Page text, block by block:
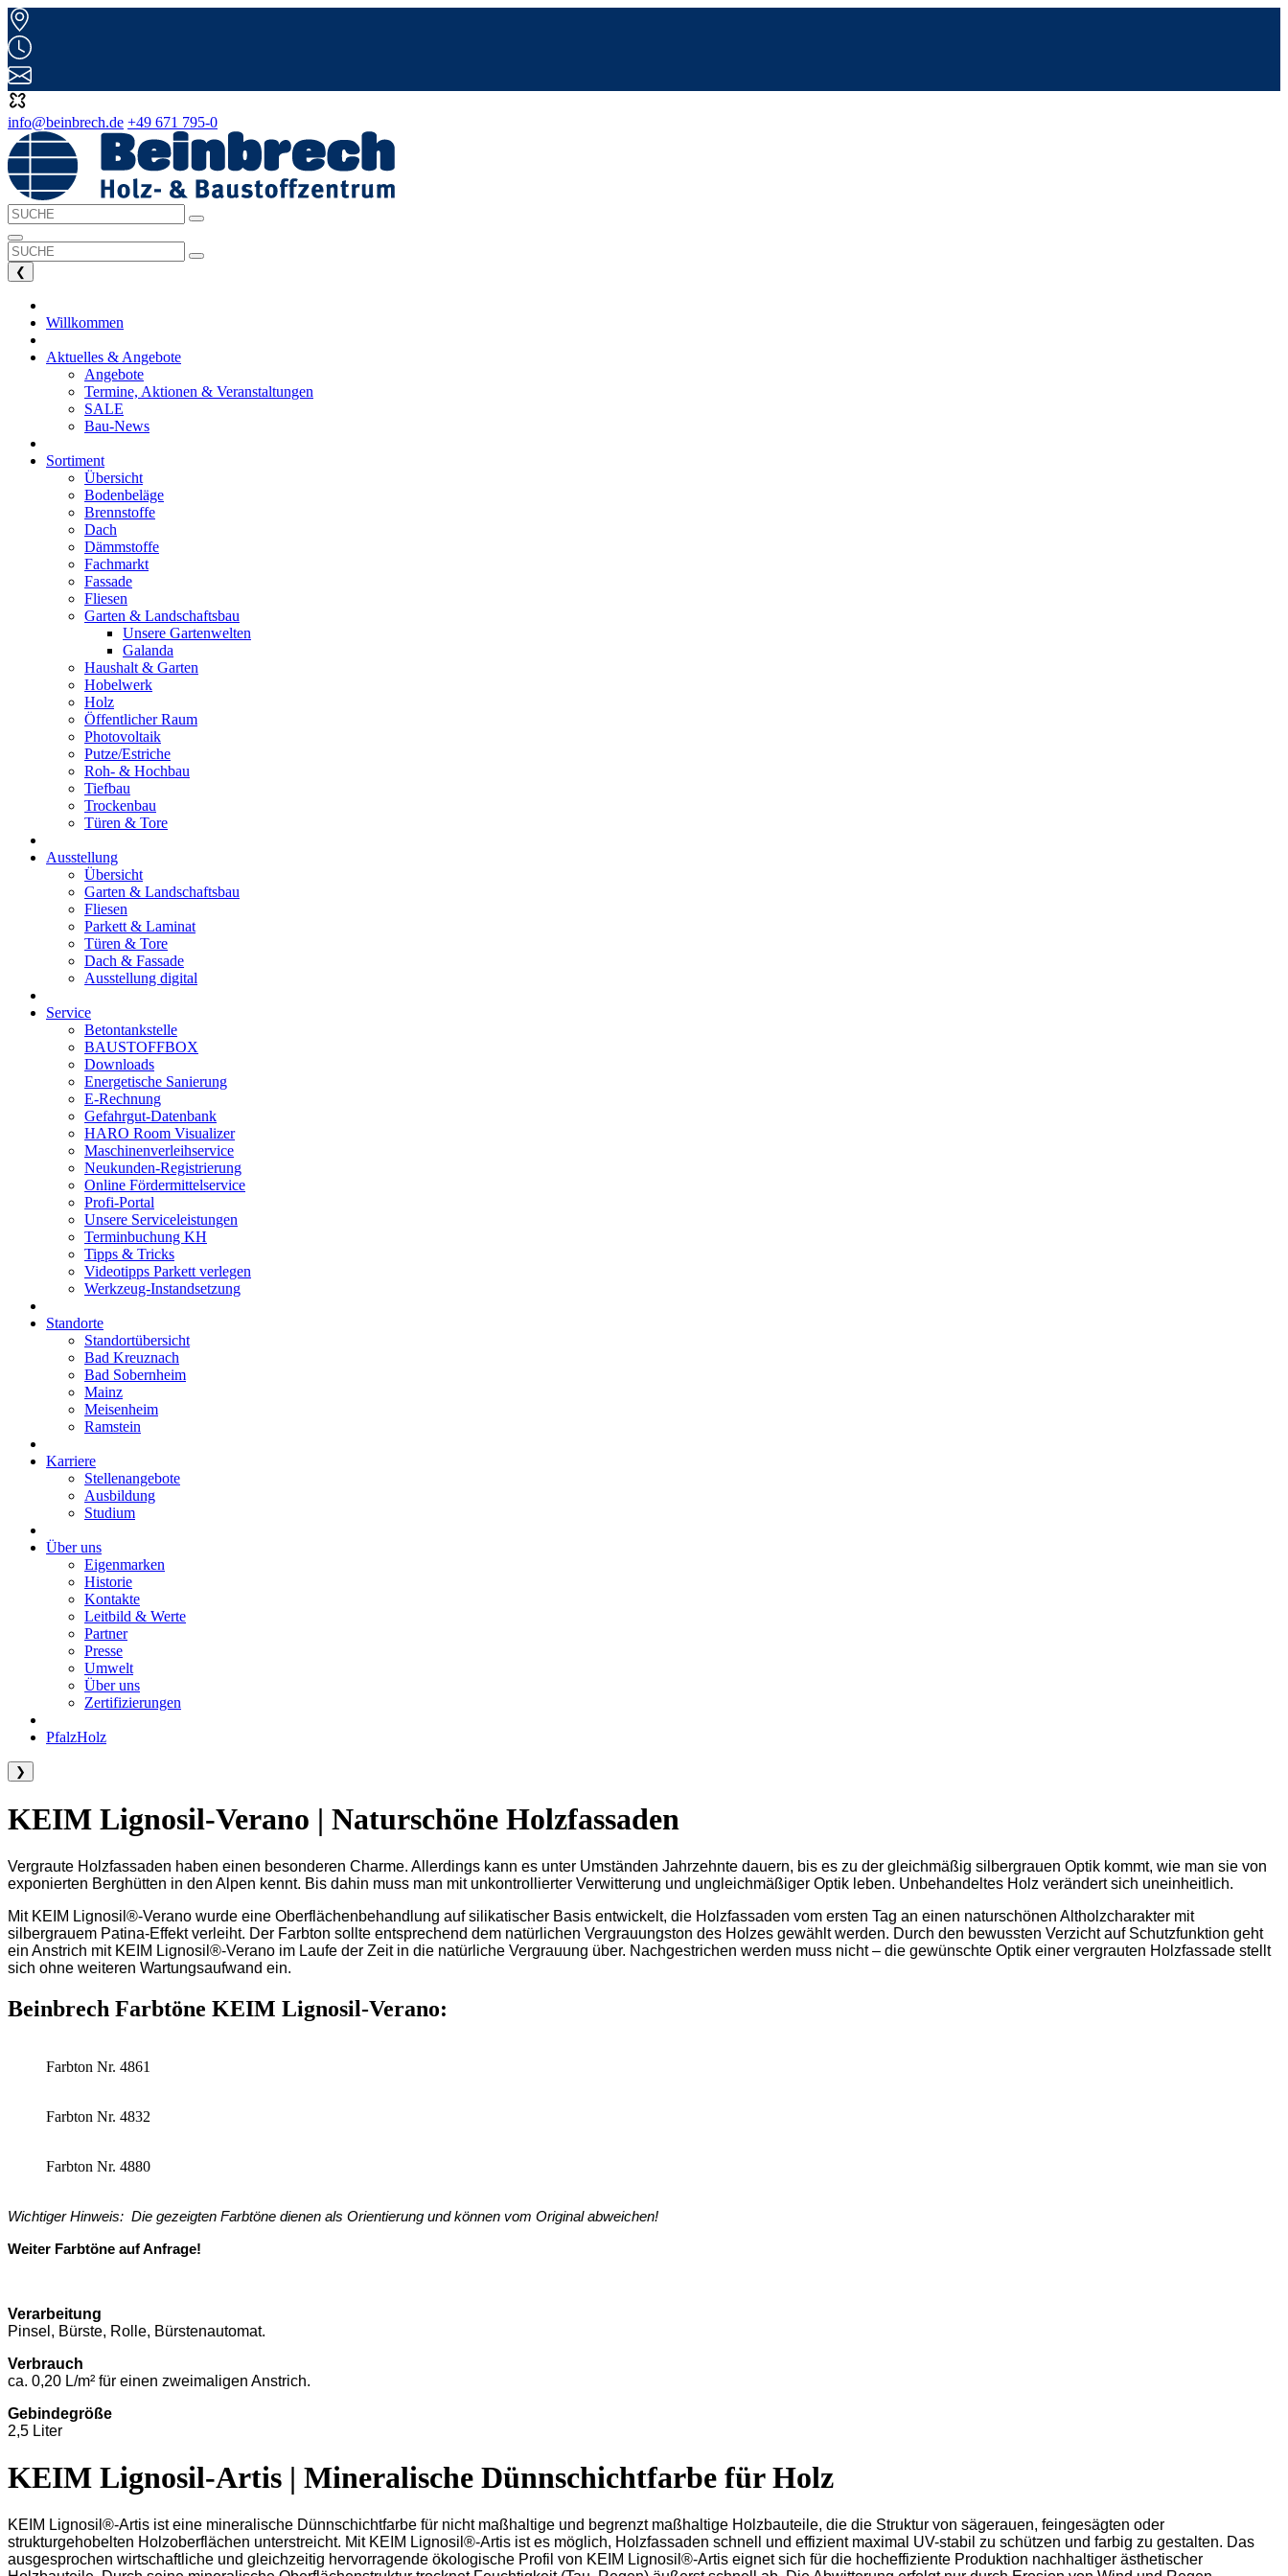
info@beinbrech.de +49 671 795-0
❮
Willkommen
Aktuelles & Angebote
Angebote
Termine, Aktionen & Veranstaltungen
SALE
Bau-News
Sortiment
Übersicht
Bodenbeläge
Brennstoffe
Dach
Dämmstoffe
Fachmarkt
Fassade
Fliesen
Garten & Landschaftsbau
Unsere Gartenwelten
Galanda
Haushalt & Garten
Hobelwerk
Holz
Öffentlicher Raum
Photovoltaik
Putze/Estriche
Roh- & Hochbau
Tiefbau
Trockenbau
Türen & Tore
Ausstellung
Übersicht
Garten & Landschaftsbau
Fliesen
Parkett & Laminat
Türen & Tore
Dach & Fassade
Ausstellung digital
Service
Betontankstelle
BAUSTOFFBOX
Downloads
Energetische Sanierung
E-Rechnung
Gefahrgut-Datenbank
HARO Room Visualizer
Maschinenverleihservice
Neukunden-Registrierung
Online Fördermittelservice
Profi-Portal
Unsere Serviceleistungen
Terminbuchung KH
Tipps & Tricks
Videotipps Parkett verlegen
Werkzeug-Instandsetzung
Standorte
Standortübersicht
Bad Kreuznach
Bad Sobernheim
Mainz
Meisenheim
Ramstein
Karriere
Stellenangebote
Ausbildung
Studium
Über uns
Eigenmarken
Historie
Kontakte
Leitbild & Werte
Partner
Presse
Umwelt
Über uns
Zertifizierungen
PfalzHolz
❯
KEIM Lignosil-Verano | Naturschöne Holzfassaden
Vergraute Holzfassaden haben einen besonderen Charme. Allerdings kann es unter Umständen Jahrzehnte dauern, bis es zu der gleichmäßig silbergrauen Optik kommt, wie man sie von
exponierten Berghütten in den Alpen kennt. Bis dahin muss man mit unkontrollierter Verwitterung und ungleichmäßiger Optik leben. Unbehandeltes Holz verändert sich uneinheitlich.
Mit KEIM Lignosil®-Verano wurde eine Oberflächenbehandlung auf silikatischer Basis entwickelt, die Holzfassaden vom ersten Tag an einen naturschönen Altholzcharakter mit
silbergrauem Patina-Effekt verleiht. Der Farbton sollte entsprechend dem natürlichen Vergrauungston des Holzes gewählt werden. Durch den bewussten Verzicht auf Schutzfunktion geht
ein Anstrich mit KEIM Lignosil®-Verano im Laufe der Zeit in die natürliche Vergrauung über. Nachgestrichen werden muss nicht – die gewünschte Optik einer vergrauten Holzfassade stellt
sich ohne weiteren Wartungsaufwand ein.
Beinbrech Farbtöne KEIM Lignosil-Verano:
Farbton Nr. 4861
Farbton Nr. 4832
Farbton Nr. 4880
Wichtiger Hinweis: Die gezeigten Farbtöne dienen als Orientierung und können vom Original abweichen!
Weiter Farbtöne auf Anfrage!
Verarbeitung
Pinsel, Bürste, Rolle, Bürstenautomat.
Verbrauch
ca. 0,20 L/m² für einen zweimaligen Anstrich.
Gebindegröße
2,5 Liter
KEIM Lignosil-Artis | Mineralische Dünnschichtfarbe für Holz
KEIM Lignosil®-Artis ist eine mineralische Dünnschichtfarbe für nicht maßhaltige und begrenzt maßhaltige Holzbauteile, die die Struktur von sägerauen, feingesägten oder
strukturgehobelten Holzoberflächen unterstreicht. Mit KEIM Lignosil®-Artis ist es möglich, Holzfassaden schnell und effizient maximal UV-stabil zu schützen und farbig zu gestalten. Das
ausgesprochen wirtschaftliche und gleichzeitig hervorragende ökologische Profil von KEIM Lignosil®-Artis eignet sich für die hocheffiziente Produktion nachhaltiger ästhetischer